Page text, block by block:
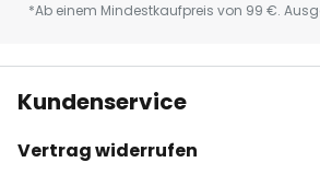
*Ab einem Mindestkaufpreis von 99 €.
Kundenservice
Vertrag widerrufen